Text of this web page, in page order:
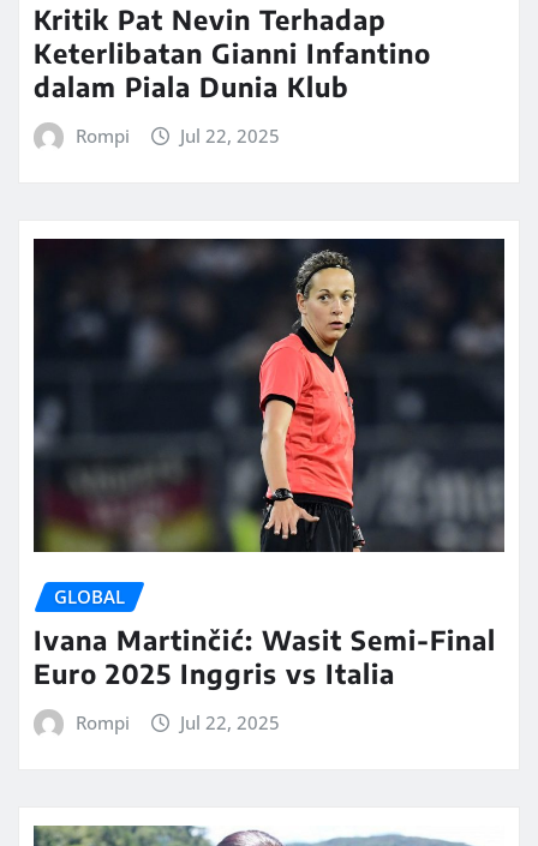
Kritik Pat Nevin Terhadap
Keterlibatan Gianni Infantino
dalam Piala Dunia Klub
Rompi Jul 22, 2025
GLOBAL
Ivana Martinčić: Wasit Semi-Final
Euro 2025 Inggris vs Italia
Rompi Jul 22, 2025